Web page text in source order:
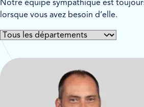
Notre équipe sympathique est
lorsque vous avez besoin d’elle.